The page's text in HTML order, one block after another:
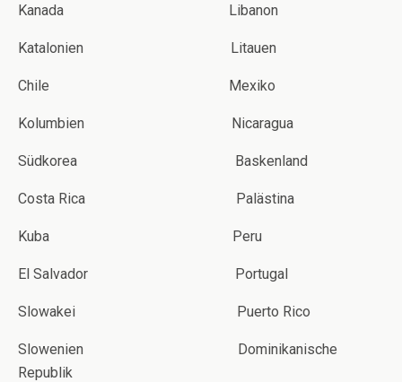
Kanada Libanon
Katalonien Litauen
Chile Mexiko
Kolumbien Nicaragua
Südkorea Baskenland
Costa Rica Palästina
Kuba Peru
El Salvador Portugal
Slowakei Puerto Rico
Slowenien Dominikanische
Republik